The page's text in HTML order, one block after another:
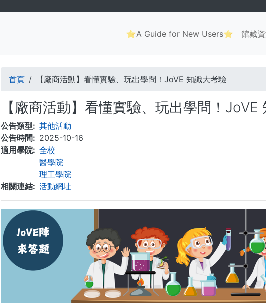
Main
navigation
⭐A Guide for New Users⭐ 館藏
導
航
連
結
首頁 【廠商活動】看懂實驗、玩出學問！JoVE 知識大考驗
【廠商活動】看懂實驗、玩出學問！JoVE
公告類型
其他活動
公告時間
2025-10-16
適用學院
全校
醫學院
理工學院
相關連結
活動網址